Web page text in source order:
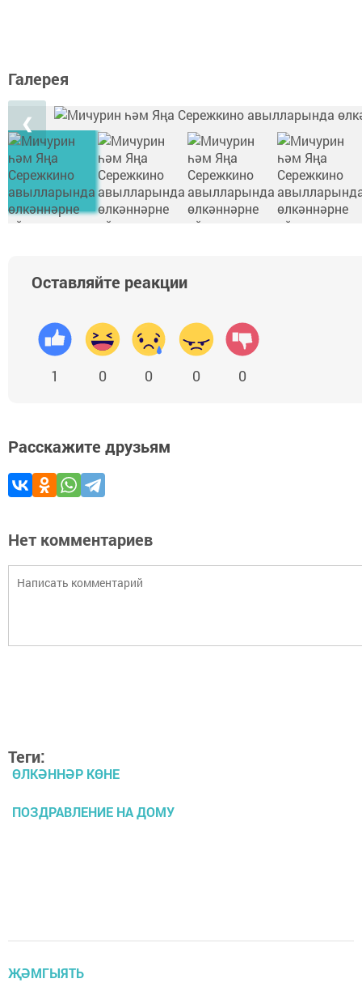
Галерея
❮
Оставляйте реакции
1 0 0 0 0
Расскажите друзьям
Нет комментариев
Теги:
ӨЛКӘННӘР КӨНЕ
ПОЗДРАВЛЕНИЕ НА ДОМУ
ҖӘМГЫЯТЬ